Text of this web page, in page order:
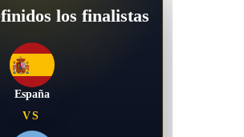
los finalistas
España
VS